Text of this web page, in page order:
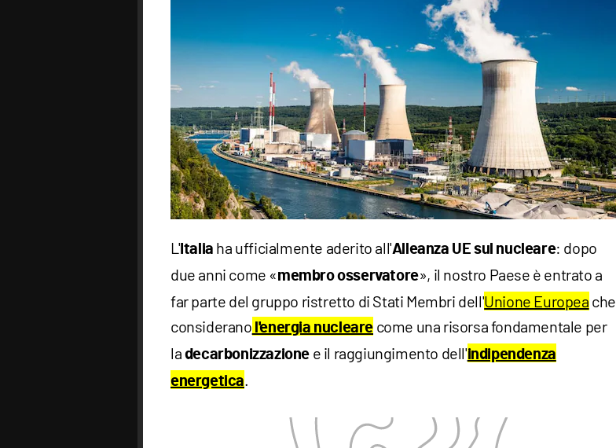
L' Italia ha ufficialmente aderito all'Alleanza UE sul nucleare: dopo
due anni come «membro osservatore», il nostro Paese è entrato a
far parte del gruppo ristretto di Stati Membri dell'Unione Europea che
considerano l'energia nucleare come una risorsa fondamentale per
la decarbonizzazione e il raggiungimento dell'indipendenza
energetica.